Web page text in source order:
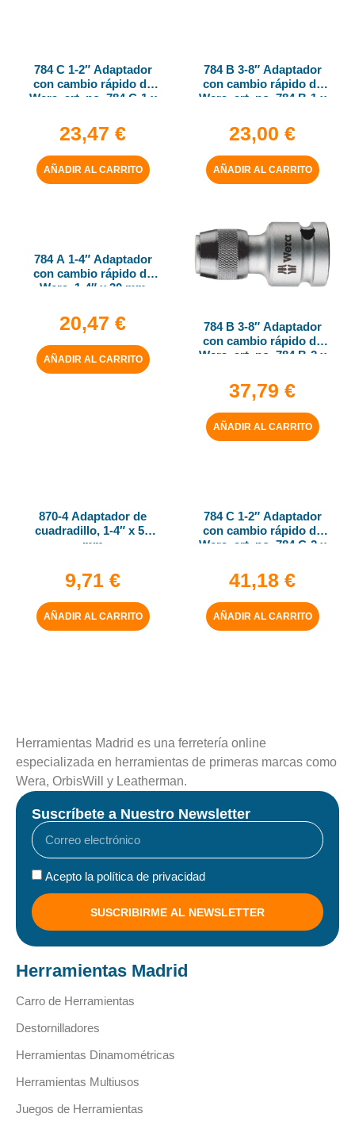
784 C 1-2″ Adaptador
con cambio rápido de
Wera, art. no. 784 C-1 x
23,47 €
AÑADIR AL CARRITO
784 B 3-8″ Adaptador
con cambio rápido de
Wera, art. no. 784 B-1 x
23,00 €
AÑADIR AL CARRITO
784 A 1-4″ Adaptador
con cambio rápido de
Wera, 1-4″ x 30 mm
20,47 €
AÑADIR AL CARRITO
784 B 3-8″ Adaptador
con cambio rápido de
Wera, art. no. 784 B-2 x
37,79 €
AÑADIR AL CARRITO
870-4 Adaptador de
cuadradillo, 1-4″ x 50
mm
9,71 €
AÑADIR AL CARRITO
784 C 1-2″ Adaptador
con cambio rápido de
Wera, art. no. 784 C-2 x
41,18 €
AÑADIR AL CARRITO
Herramientas Madrid es una ferretería online
especializada en herramientas de primeras marcas como
Wera, OrbisWill y Leatherman.
Suscríbete a Nuestro Newsletter
Acepto la política de privacidad
SUSCRIBIRME AL NEWSLETTER
Herramientas Madrid
Carro de Herramientas
Destornilladores
Herramientas Dinamométricas
Herramientas Multiusos
Juegos de Herramientas